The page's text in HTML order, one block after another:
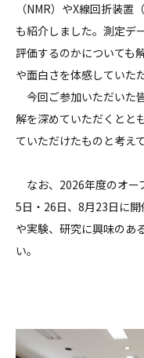
（NMR）やX線回折装置
も紹介しました。測定デ
評価するのかについても
や面白さを体感していた
今回ご参加いただいた
解を深めていただくとと
ていただけたものと考え
なお、2026年度のオー
5日・26日、8月23日に
や実験、研究に興味のあ
い。